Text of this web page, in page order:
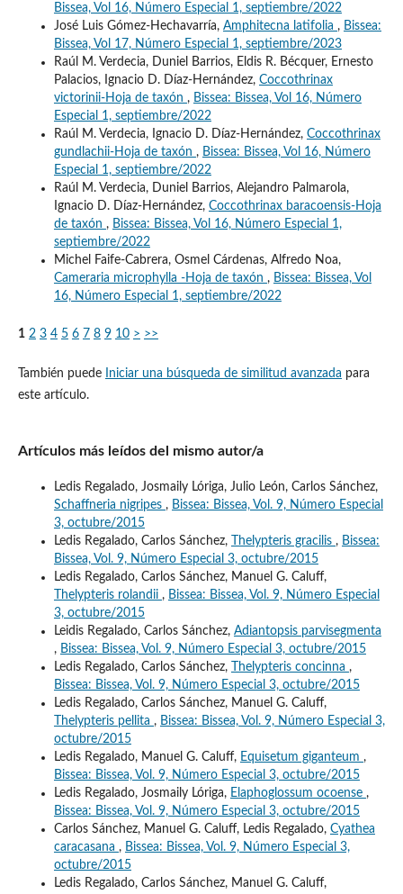
Bissea, Vol 16, Número Especial 1, septiembre/2022
José Luis Gómez-Hechavarría, Amphitecna latifolia , Bissea:
Bissea, Vol 17, Número Especial 1, septiembre/2023
Raúl M. Verdecia, Duniel Barrios, Eldis R. Bécquer, Ernesto
Palacios, Ignacio D. Díaz-Hernández, Coccothrinax
victorinii-Hoja de taxón , Bissea: Bissea, Vol 16, Número
Especial 1, septiembre/2022
Raúl M. Verdecia, Ignacio D. Díaz-Hernández, Coccothrinax
gundlachii-Hoja de taxón , Bissea: Bissea, Vol 16, Número
Especial 1, septiembre/2022
Raúl M. Verdecia, Duniel Barrios, Alejandro Palmarola,
Ignacio D. Díaz-Hernández, Coccothrinax baracoensis-Hoja
de taxón , Bissea: Bissea, Vol 16, Número Especial 1,
septiembre/2022
Michel Faife-Cabrera, Osmel Cárdenas, Alfredo Noa,
Cameraria microphylla -Hoja de taxón , Bissea: Bissea, Vol
16, Número Especial 1, septiembre/2022
1 2 3 4 5 6 7 8 9 10 > >>
También puede Iniciar una búsqueda de similitud avanzada para
este artículo.
Artículos más leídos del mismo autor/a
Ledis Regalado, Josmaily Lóriga, Julio León, Carlos Sánchez,
Schaffneria nigripes , Bissea: Bissea, Vol. 9, Número Especial
3, octubre/2015
Ledis Regalado, Carlos Sánchez,
Thelypteris gracilis , Bissea:
Bissea, Vol. 9, Número Especial 3, octubre/2015
Ledis Regalado, Carlos Sánchez, Manuel G. Caluff,
Thelypteris rolandii , Bissea: Bissea, Vol. 9, Número Especial
3, octubre/2015
Leidis Regalado, Carlos Sánchez, Adiantopsis parvisegmenta
, Bissea: Bissea, Vol. 9, Número Especial 3, octubre/2015
Ledis Regalado, Carlos Sánchez,
Thelypteris concinna ,
Bissea: Bissea, Vol. 9, Número Especial 3, octubre/2015
Ledis Regalado, Carlos Sánchez, Manuel G. Caluff,
Thelypteris pellita , Bissea: Bissea, Vol. 9, Número Especial 3,
octubre/2015
Ledis Regalado, Manuel G. Caluff, Equisetum giganteum ,
Bissea: Bissea, Vol. 9, Número Especial 3, octubre/2015
Ledis Regalado, Josmaily Lóriga, Elaphoglossum ocoense ,
Bissea: Bissea, Vol. 9, Número Especial 3, octubre/2015
Carlos Sánchez, Manuel G. Caluff, Ledis Regalado, Cyathea
caracasana , Bissea: Bissea, Vol. 9, Número Especial 3,
octubre/2015
Ledis Regalado, Carlos Sánchez, Manuel G. Caluff,